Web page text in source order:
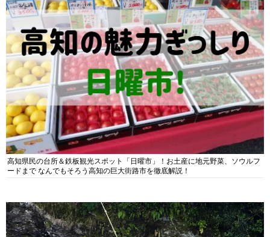
高知県民の台所＆鉄板観光スポット「日曜市」！お土産に地元野菜、ソウルフ
ードまで なんでもそろう高知の巨大街路市を徹底解説！